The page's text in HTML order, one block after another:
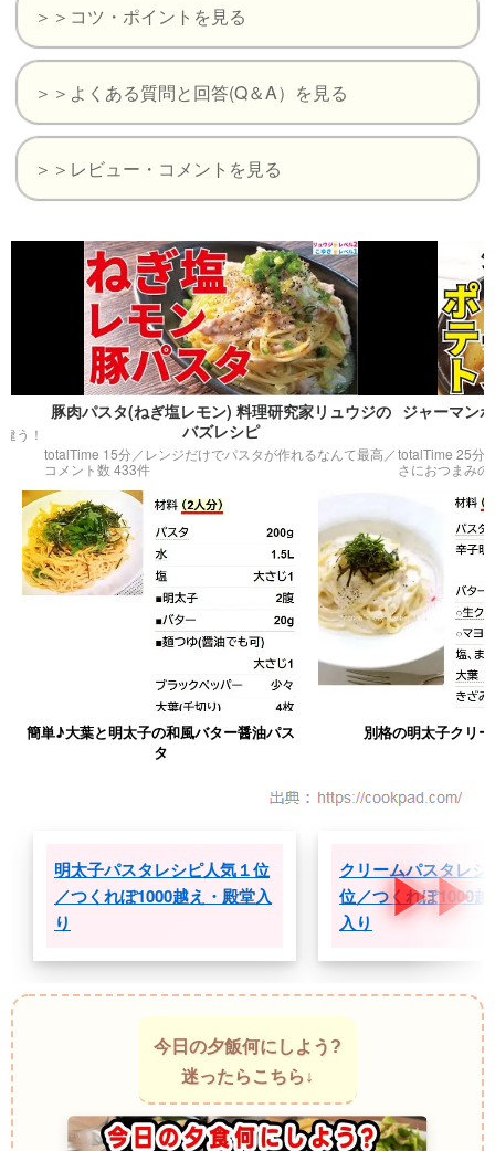
＞＞コツ・ポイントを見る
＞＞よくある質問と回答(Q＆A）を見る
＞＞レビュー・コメントを見る
豚肉パスタ(ねぎ塩レモン) 料理研究家リュウジの
バズレシピ
totalTime 15分／ レンジだけでパスタが作れるなんて最高／
コメント数 433件
ジャーマンポテト
totalTime 25分／ じゃ
さにおつまみの王様で
簡単♪大葉と明太子の和風バター醤油パス
タ
別格の明太子クリ
明太子パスタレシピ人気１位
／つくれぽ1000越え・殿堂入
り
クリームパスタレシ
位／つくれぽ1000
入り
今日の夕飯何にしよう?
迷ったらこちら↓